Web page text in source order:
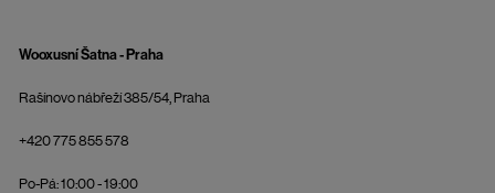
Wooxusní Šatna - Praha
Rašínovo nábřeží 385/54, Praha
+420 775 855 578
Po-Pá: 10:00 - 19:00